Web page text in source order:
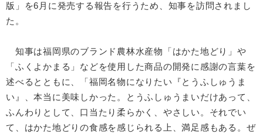
版」を6月に発売する報告を行うため、知事を訪問されまし
た。​
知事は福岡県のブランド農林水産物「はかた地どり」や
「ふくよかまる」など​を使用した商品の開発に感謝の言葉を
述べるとともに、「福岡名物になりたい『とうふしゅうま
い』、本当に美味しかった。とうふしゅうまいだけあって、
ふんわりとして、口当たり柔らかく、やさしい。それでい
て、はかた地どりの食感を感じられる上、満足感もある。ぜ